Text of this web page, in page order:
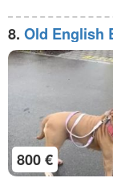
8. Old English
neues Zuhause
800 €